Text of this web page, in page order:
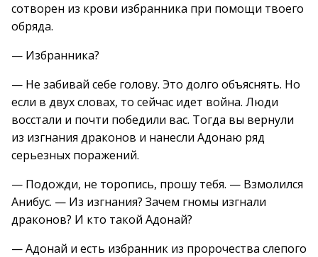
сотворен из крови избранника при помощи твоего
обряда.
— Избранника?
— Не забивай себе голову. Это долго объяснять. Но
если в двух словах, то сейчас идет война. Люди
восстали и почти победили вас. Тогда вы вернули
из изгнания драконов и нанесли Адонаю ряд
серьезных поражений.
— Подожди, не торопись, прошу тебя. — Взмолился
Анибус. — Из изгнания? Зачем гномы изгнали
драконов? И кто такой Адонай?
— Адонай и есть избранник из пророчества слепого